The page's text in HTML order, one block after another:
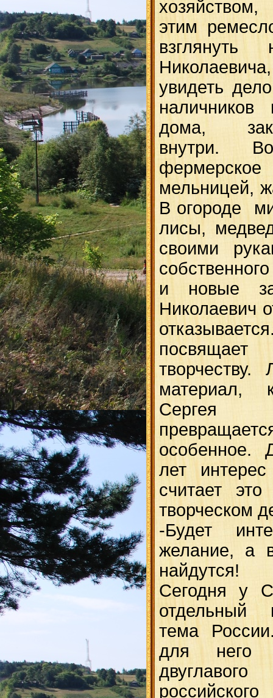
этим
увидеть
дома,
внутри.
мельницей,
В огороде
лисы,
своими
и новые
Николаевич
материал,
Сергея
особенное.
лет
считает
творческом
-Будет
желание, а
найдутся!
Сегодня у
отдельный
тема
для